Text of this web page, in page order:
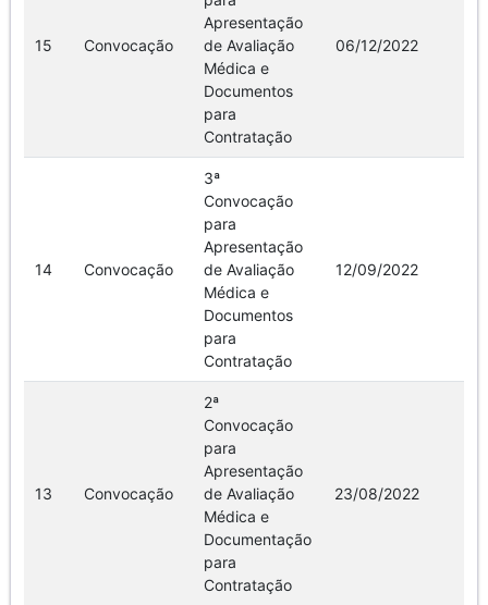
15 Convocação
Apresentação
de Avaliação
Médica e
Documentos
para
Contratação
06/12/2022
14 Convocação
3ª
Convocação
para
Apresentação
de Avaliação
Médica e
Documentos
para
Contratação
12/09/2022
13 Convocação
2ª
Convocação
para
Apresentação
de Avaliação
Médica e
Documentação
para
Contratação
23/08/2022